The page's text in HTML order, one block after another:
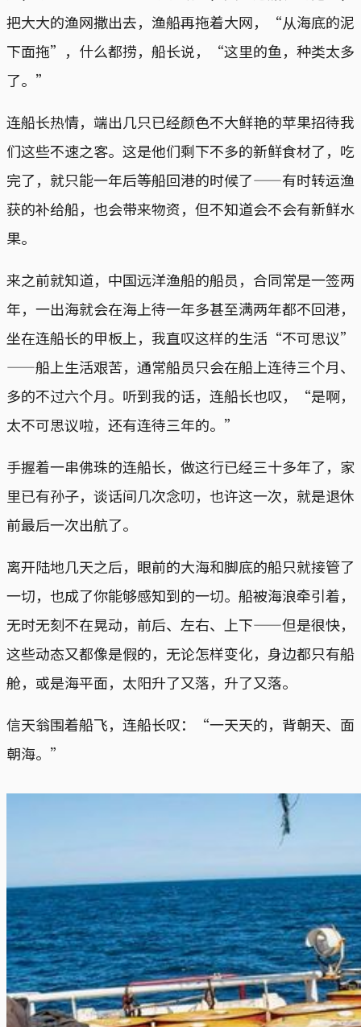
把大大的渔网撒出去，渔船再拖着大网，“从海底的泥
下面拖”，什么都捞，船长说，“这里的鱼，种类太多
了。”
连船长热情，端出几只已经颜色不大鲜艳的苹果招待我
们这些不速之客。这是他们剩下不多的新鲜食材了，吃
完了，就只能一年后等船回港的时候了——有时转运渔
获的补给船，也会带来物资，但不知道会不会有新鲜水
果。
来之前就知道，中国远洋渔船的船员，合同常是一签两
年，一出海就会在海上待一年多甚至满两年都不回港，
坐在连船长的甲板上，我直叹这样的生活“不可思议”
——船上生活艰苦，通常船员只会在船上连待三个月、
多的不过六个月。听到我的话，连船长也叹，“是啊，
太不可思议啦，还有连待三年的。”
手握着一串佛珠的连船长，做这行已经三十多年了，家
里已有孙子，谈话间几次念叨，也许这一次，就是退休
前最后一次出航了。
离开陆地几天之后，眼前的大海和脚底的船只就接管了
一切，也成了你能够感知到的一切。船被海浪牵引着，
无时无刻不在晃动，前后、左右、上下——但是很快，
这些动态又都像是假的，无论怎样变化，身边都只有船
舱，或是海平面，太阳升了又落，升了又落。
信天翁围着船飞，连船长叹：“一天天的，背朝天、面
朝海。”